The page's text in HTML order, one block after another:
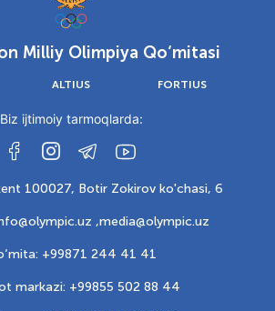
Milliy Olimpiya Qo‘mitasi
ALTIUS FORTIUS
Biz ijtimoiy tarmoqlarda:
100027, Botir Zokirov ko'chasi, 6
,media@olympic.uz
+99871 244 41 41
markazi: +99855 502 88 44